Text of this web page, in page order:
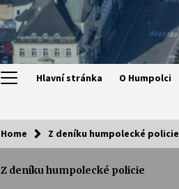
Hlavní stránka O Humpolci
Kam za kulturou?
Home Z deníku humpolecké policie
Z deníku humpolecké policie